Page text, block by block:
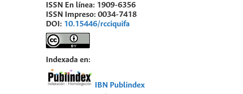
ISSN En línea: 1909-6356
ISSN Impreso: 0034-7418
DOI: 10.15446/rcciquifa
Indexada en:
IBN Publindex